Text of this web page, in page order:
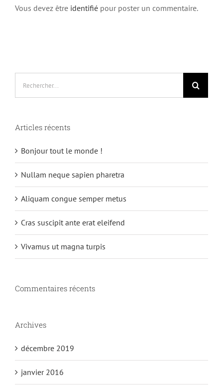
Vous devez être identifié pour poster un commentaire.
Articles récents
Bonjour tout le monde !
Nullam neque sapien pharetra
Aliquam congue semper metus
Cras suscipit ante erat eleifend
Vivamus ut magna turpis
Commentaires récents
Archives
décembre 2019
janvier 2016